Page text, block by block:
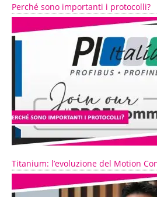
Perché sono importanti i protocolli?
Titanium: l’evoluzione del Motion